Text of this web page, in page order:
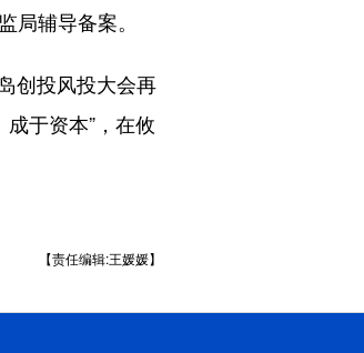
辅导备案。
创投风投大会再
于资本”，在攸
【责任编辑:王媛媛】